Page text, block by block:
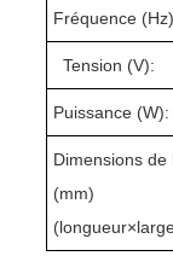
Fréquence
Tension (V):
Puissance (W):
Dimensions
(mm)
(longueur×